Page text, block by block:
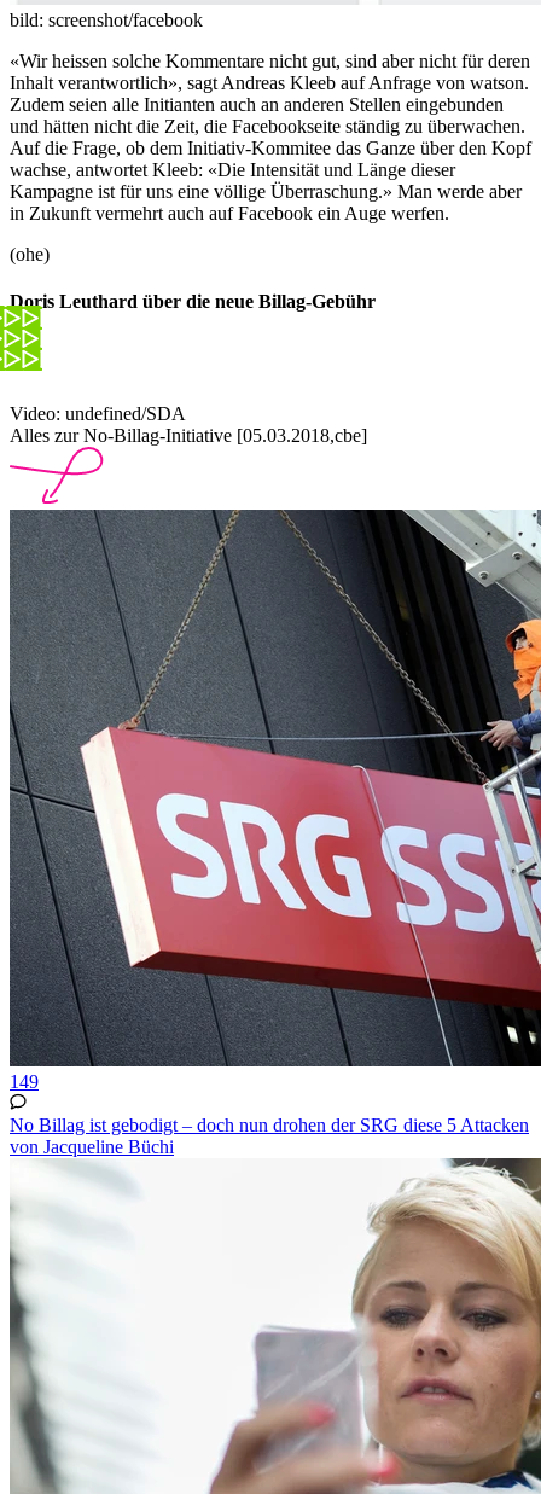
bild: screenshot/facebook
«Wir heissen solche Kommentare nicht gut, sind aber nicht für deren
Inhalt verantwortlich», sagt Andreas Kleeb auf Anfrage von watson.
Zudem seien alle Initianten auch an anderen Stellen eingebunden
und hätten nicht die Zeit, die Facebookseite ständig zu überwachen.
Auf die Frage, ob dem Initiativ-Kommitee das Ganze über den Kopf
wachse, antwortet Kleeb: «Die Intensität und Länge dieser
Kampagne ist für uns eine völlige Überraschung.» Man werde aber
in Zukunft vermehrt auch auf Facebook ein Auge werfen.
(ohe)
Doris Leuthard über die neue Billag-Gebühr
Video: undefined/SDA
Alles zur No-Billag-Initiative [05.03.2018,cbe]
149
No Billag ist gebodigt – doch nun drohen der SRG diese 5 Attacken
von Jacqueline Büchi